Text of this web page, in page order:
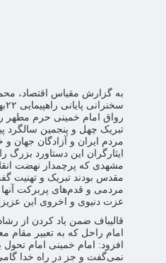
به گزارش مقیاس اقتصاد،
رواق امام خمینی حرم
تبریک چهل و پنجمین سالگرد
مردم ایران و آزادگان جهان
ایثارگران این دستاورد
مشهدی که پرچمدار نهضت
مقدس بودند تبریک و تهنیت
مردمی و قدم‌های پربرکت آنها
عزت دنیوی و اخروی این
قالیباف ضمن یاد کردن از
امام راحل که به تعبیر مقام
افزود: امام خمینی امام
نمی‌گفت و جز در راه خدا